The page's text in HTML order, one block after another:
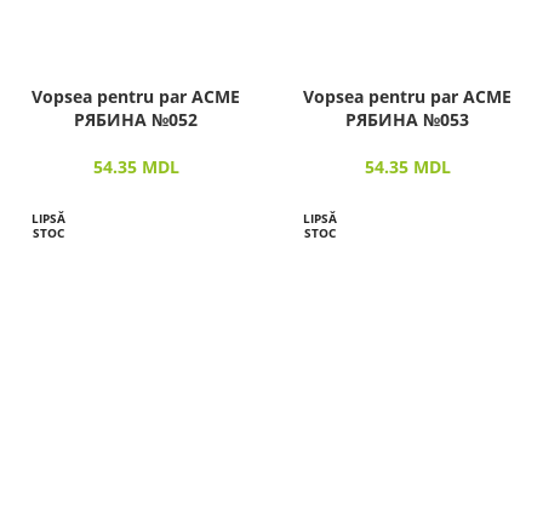
Vopsea pentru par ACME
РЯБИНА №052
54.35 MDL
Vopsea pentru par ACME
РЯБИНА №053
54.35 MDL
LIPSĂ
STOC
LIPSĂ
STOC